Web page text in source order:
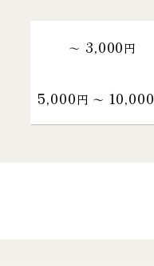
～ 3,000円
5,000円 〜 10,000